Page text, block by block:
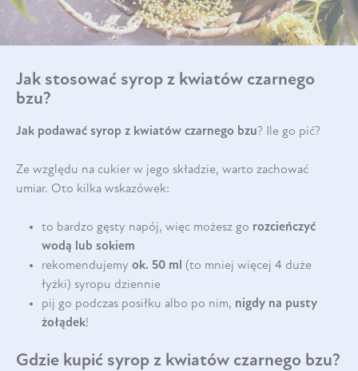
Jak stosować syrop z kwiatów czarnego
bzu?
Jak podawać syrop z kwiatów czarnego bzu? Ile go pić?
Ze względu na cukier w jego składzie, warto zachować
umiar. Oto kilka wskazówek:
to bardzo gęsty napój, więc możesz go rozcieńczyć
wodą lub sokiem
rekomendujemy ok. 50 ml (to mniej więcej 4 duże
łyżki) syropu dziennie
pij go podczas posiłku albo po nim, nigdy na pusty
żołądek!
Gdzie kupić syrop z kwiatów czarnego bzu?